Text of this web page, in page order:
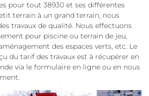
pour tout 38930 et ses différentes
terrain à un grand terrain, nous
travaux de qualité. Nous effectuons
pour piscine ou terrain de jeu,
des espaces verts, etc. Le
du tarif des travaux est à récupérer en
via le formulaire en ligne ou en nous